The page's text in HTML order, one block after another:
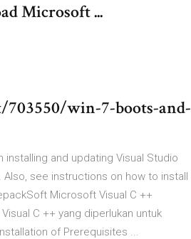
Microsoft ...
win-7-boots-and-
and updating Visual Studio
see instructions on how to install
Microsoft Visual C ++
C ++ yang diperlukan untuk
of Prerequisites ...